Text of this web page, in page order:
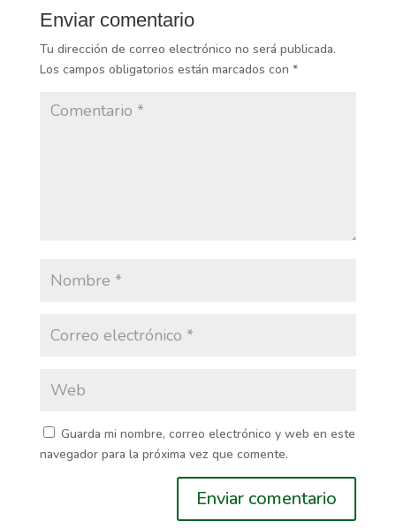
Enviar comentario
Tu dirección de correo electrónico no será publicada.
Los campos obligatorios están marcados con *
Guarda mi nombre, correo electrónico y web en este
navegador para la próxima vez que comente.